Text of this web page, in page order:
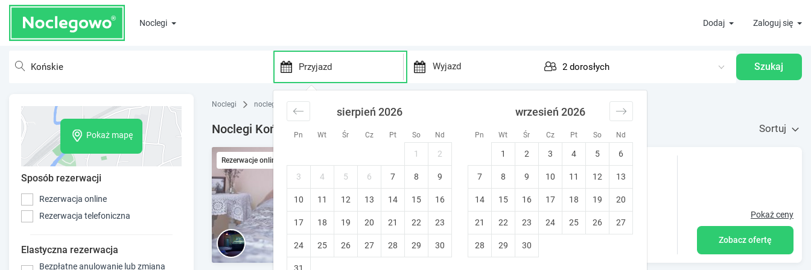
Noclegi Dodaj Zaloguj się
P
e
s
s
d
o
w
n
r
d
w
a
Pn Wt Śr Cz Pt So Nd Pn Wt Śr Cz Pt So Nd
sierpień 2026
1 2
3 4 5 6 7 8 9
10 11 12 13 14 15 16
17 18 19 20 21 22 23
24 25 26 27 28 29 30
wrzesień 2026
1 2 3 4 5 6
7 8 9 10 11 12 13
14 15 16 17 18 19 20
21 22 23 24 25 26 27
28 29 30
Szukaj
Pokaż mapę
Sposób rezerwacji
Rezerwacja online
Rezerwacja telefoniczna
Elastyczna rezerwacja
Bezpłatne anulowanie lub zmiana
Noclegi noclegi Kielecczyzna
Noclegi Końskie Sortuj
Rezerwacje online Domki na wsi
Końskie 9.2 Znakomity!
Śniadanie Bezpłatne anulowanie
Domki na wsi bardzo przyjemne Pokaż ceny
Zobacz ofertę